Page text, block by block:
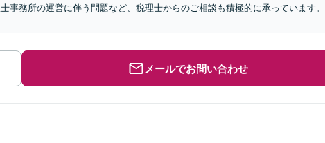
事務所の運営に伴う問題など、税理士からのご相談も積極的に承っています。
メールでお問い合わせ